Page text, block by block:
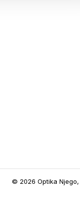
© 2026 Optika